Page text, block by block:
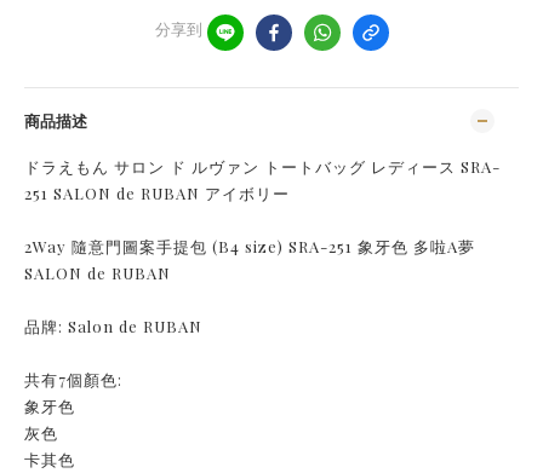
分享到
商品描述
ドラえもん サロン ド ルヴァン トートバッグ レディース SRA-
251 SALON de RUBAN アイボリー
2Way 隨意門圖案手提包 (B4 size) SRA-251 象牙色 多啦A夢
SALON de RUBAN
品牌: Salon de RUBAN
共有7個顏色:
象牙色
灰色
卡其色